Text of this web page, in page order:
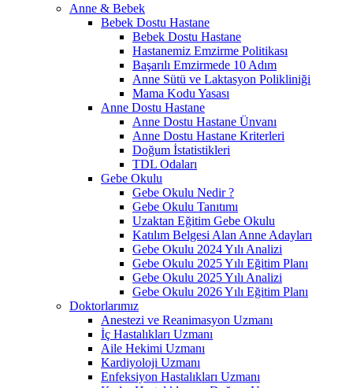
Anne & Bebek
Bebek Dostu Hastane
Bebek Dostu Hastane
Hastanemiz Emzirme Politikası
Başarılı Emzirmede 10 Adım
Anne Sütü ve Laktasyon Polikliniği
Mama Kodu Yasası
Anne Dostu Hastane
Anne Dostu Hastane Ünvanı
Anne Dostu Hastane Kriterleri
Doğum İstatistikleri
TDL Odaları
Gebe Okulu
Gebe Okulu Nedir ?
Gebe Okulu Tanıtımı
Uzaktan Eğitim Gebe Okulu
Katılım Belgesi Alan Anne Adayları
Gebe Okulu 2024 Yılı Analizi
Gebe Okulu 2025 Yılı Eğitim Planı
Gebe Okulu 2025 Yılı Analizi
Gebe Okulu 2026 Yılı Eğitim Planı
Doktorlarımız
Anestezi ve Reanimasyon Uzmanı
İç Hastalıkları Uzmanı
Aile Hekimi Uzmanı
Kardiyoloji Uzmanı
Enfeksiyon Hastalıkları Uzmanı